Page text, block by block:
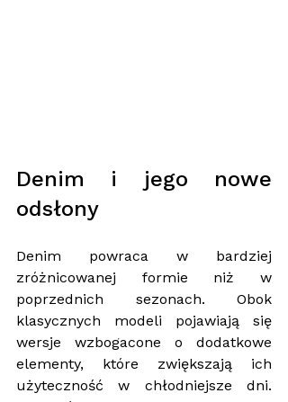
Denim i jego nowe
odsłony
Denim powraca w bardziej
zróżnicowanej formie niż w
poprzednich sezonach. Obok
klasycznych modeli pojawiają się
wersje wzbogacone o dodatkowe
elementy, które zwiększają ich
użyteczność w chłodniejsze dni.